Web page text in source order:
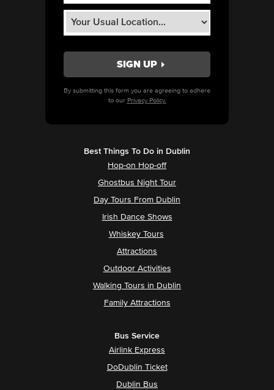
By submitting this form you are agreeing to adhere
to our Privacy Policy.
Best Things To Do in Dublin
Hop-on Hop-off
Ghostbus Night Tour
Day Tours From Dublin
Irish Dance Shows
Whiskey Tours
Attractions
Outdoor Activities
Walking Tours in Dublin
Family Attractions
Bus Service
Airlink Express
DoDublin Ticket
Dublin Bus